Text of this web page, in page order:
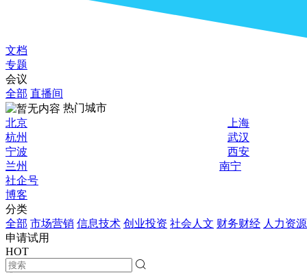
文档
专题
会议
全部 直播间
热门城市
北京
上海
杭州
武汉
宁波
西安
兰州
南宁
社企号
博客
分类
全部 市场营销 信息技术 创业投资 社会人文 财务财经 人力资源
申请试用
HOT